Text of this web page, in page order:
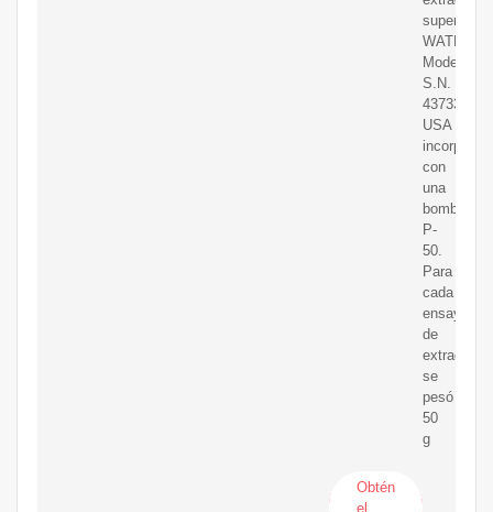
WATERS
Modelo
S.N.
4373385-
USA
con
una
bomba
P-
50.
Para
cada
ensayo
de
extracción,
se
pesó
50
g
Obtén
el